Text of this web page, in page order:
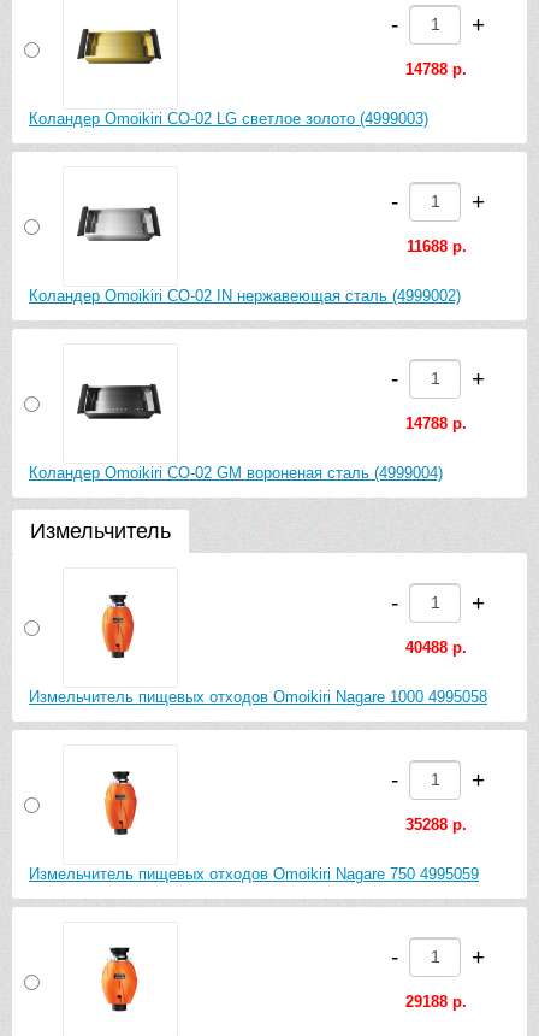
Коландер Omoikiri CO-02 LG светлое золото (4999003)
- +
14788 р.
Коландер Omoikiri CO-02 IN нержавеющая сталь (4999002)
- +
11688 р.
Коландер Omoikiri CO-02 GM вороненая сталь (4999004)
- +
14788 р.
Измельчитель
Измельчитель пищевых отходов Omoikiri Nagare 1000 4995058
- +
40488 р.
Измельчитель пищевых отходов Omoikiri Nagare 750 4995059
- +
35288 р.
- +
29188 р.